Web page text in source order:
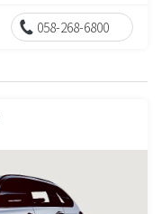
058-268-6800